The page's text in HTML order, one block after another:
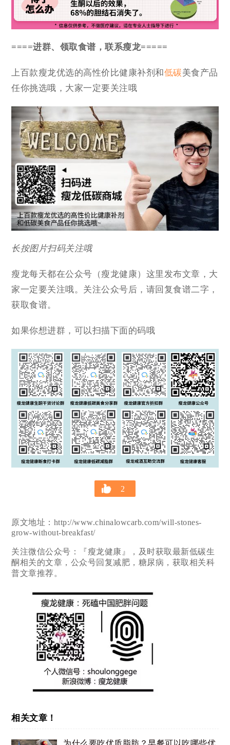
====进群、领取食谱，联系瘦龙=====
上百款瘦龙优选的高性价比健康补剂和低碳美食产品
任你挑选哦，大家一定要关注哦
长按图片扫码关注哦
瘦龙每天都在公众号（瘦龙健康）这里发布文章，大
家一定要关注哦。关注公众号后，请回复食谱二字，
获取食谱。
如果你想进群，可以扫描下面的码哦
2
原文地址：http://www.chinalowcarb.com/will-stones-
grow-without-breakfast/
关注微信公众号：『瘦龙健康』，及时获取最新低碳生
酮相关的文章，公众号回复减肥，糖尿病，获取相关科
普文章推荐。
相关文章！
为什么要吃优质脂肪？早餐可以吃哪些优